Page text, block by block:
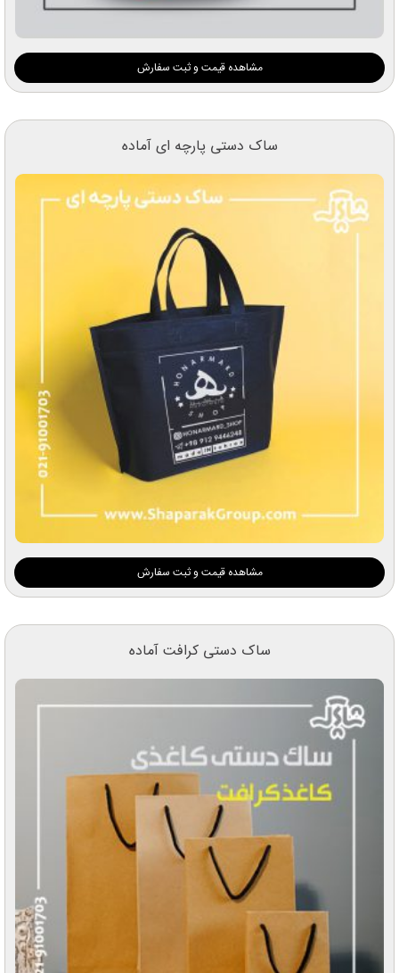
مشاهده قیمت و ثبت سفارش
ساک دستی پارچه ای آماده
مشاهده قیمت و ثبت سفارش
ساک دستی کرافت آماده